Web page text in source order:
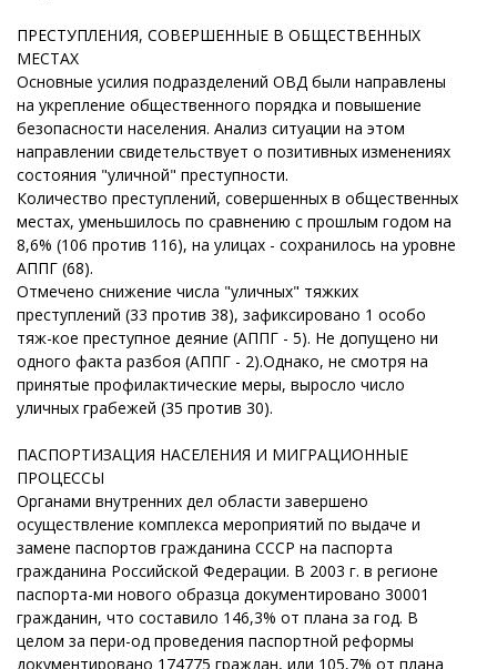
ПРЕСТУПЛЕНИЯ, СОВЕРШЕННЫЕ В ОБЩЕСТВЕННЫХ
МЕСТАХ
Основные усилия подразделений ОВД были направлены
на укрепление общественного порядка и повышение
безопасности населения. Анализ ситуации на этом
направлении свидетельствует о позитивных изменениях
состояния "уличной" преступности.
Количество преступлений, совершенных в общественных
местах, уменьшилось по сравнению с прошлым годом на
8,6% (106 против 116), на улицах - сохранилось на уровне
АППГ (68).
Отмечено снижение числа "уличных" тяжких
преступлений (33 против 38), зафиксировано 1 особо
тяж-кое преступное деяние (АППГ - 5). Не допущено ни
одного факта разбоя (АППГ - 2).Однако, не смотря на
принятые профилактические меры, выросло число
уличных грабежей (35 против 30).
ПАСПОРТИЗАЦИЯ НАСЕЛЕНИЯ И МИГРАЦИОННЫЕ
ПРОЦЕССЫ
Органами внутренних дел области завершено
осуществление комплекса мероприятий по выдаче и
замене паспортов гражданина СССР на паспорта
гражданина Российской Федерации. В 2003 г. в регионе
паспорта-ми нового образца документировано 30001
гражданин, что составило 146,3% от плана за год. В
целом за пери-од проведения паспортной реформы
документировано 174775 граждан, или 105,7% от плана